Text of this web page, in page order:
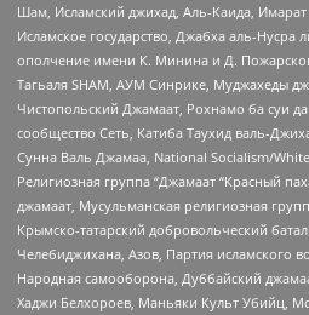
Шам, Исламский джихад, Аль-Каида, Имарат
Исламское государство, Джабха аль-
ополчение имени К. Минина и Д.
Тагьаля SHAM, АУМ Синрике, Муджахеды
Чистопольский Джамаат, Рохнамо ба суи
сообщество Сеть, Катиба Таухид валь-
Сунна Валь Джамаа, National Socialism/
Религиозная группа “Джамаат “Красный
джамаат, Мусульманская религиозная
Крымско-татарский добровольческий
Челебиджихана, Азов, Партия исламского
Народная самооборона, Дуббайский
Хаджи Белхороев, Маньяки Культ Убийц,